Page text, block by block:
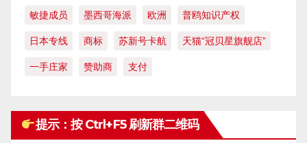
敏捷成员 墨西哥海派 欧洲 普鸥知识产权
日本专线 商标 苏新号卡航 天猫“冠贝星旗舰店”
一手庄家 赞助商 支付
提示：按 Ctrl+F5 刷新群二维码